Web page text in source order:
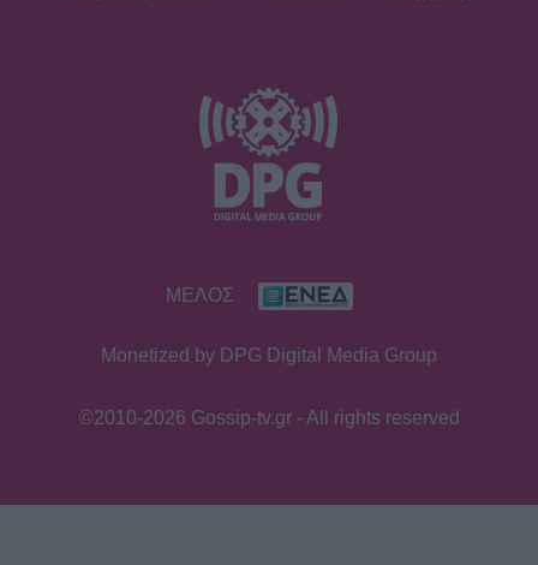
ΜΕΛΟΣ
Monetized by DPG Digital Media Group
©2010-2026 Gossip-tv.gr - All rights reserved